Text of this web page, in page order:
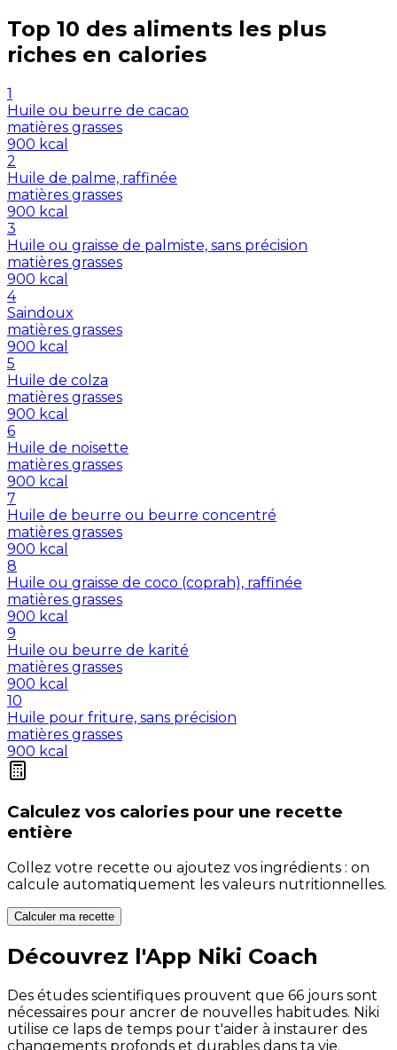
Top 10 des aliments les plus
riches en calories
1
Huile ou beurre de cacao
matières grasses
900 kcal
2
Huile de palme, raffinée
matières grasses
900 kcal
3
Huile ou graisse de palmiste, sans précision
matières grasses
900 kcal
4
Saindoux
matières grasses
900 kcal
5
Huile de colza
matières grasses
900 kcal
6
Huile de noisette
matières grasses
900 kcal
7
Huile de beurre ou beurre concentré
matières grasses
900 kcal
8
Huile ou graisse de coco (coprah), raffinée
matières grasses
900 kcal
9
Huile ou beurre de karité
matières grasses
900 kcal
10
Huile pour friture, sans précision
matières grasses
900 kcal
Calculez vos calories pour une recette
entière
Collez votre recette ou ajoutez vos ingrédients : on
calcule automatiquement les valeurs nutritionnelles.
Calculer ma recette
Découvrez l'App Niki Coach
Des études scientifiques prouvent que 66 jours sont
nécessaires pour ancrer de nouvelles habitudes. Niki
utilise ce laps de temps pour t'aider à instaurer des
changements profonds et durables dans ta vie.